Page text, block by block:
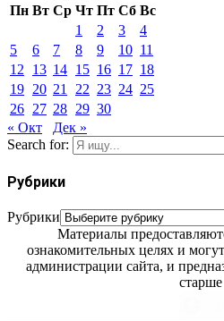
Пн Вт Ср Чт Пт Сб Вс
1
2 3
4
5
6 7 8 9 10 11
12
13 14 15 16 17 18
19 20 21 22 23 24 25
26 27 28 29 30
« Окт
Дек »
Search for:
Рубрики
Рубрики
Материалы
ознакомительных целях и
администрации сайта, и
старше